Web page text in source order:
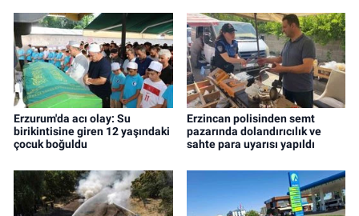
Erzurum'da acı olay: Su
birikintisine giren 12 yaşındaki
çocuk boğuldu
Erzincan polisinden semt
pazarında dolandırıcılık ve
sahte para uyarısı yapıldı